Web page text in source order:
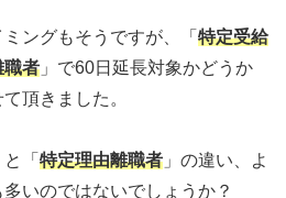
ングもそうですが、「 特定受給
職者 」で60日延長対象かどうか
頂きました。
と「 特定理由離職者 」の違い、よ
いのではないでしょうか？